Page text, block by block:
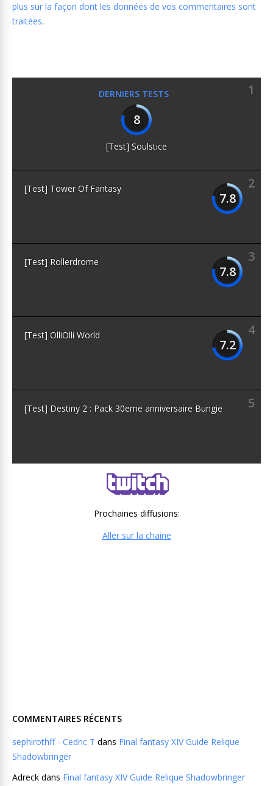
plus sur la façon dont les données de vos commentaires sont
traitées.
DERNIERS TESTS
1
8
[Test] Soulstice
2
7.8
[Test] Tower Of Fantasy
3
7.8
[Test] Rollerdrome
4
7.2
[Test] OlliOlli World
5
[Test] Destiny 2 : Pack 30eme anniversaire Bungie
Prochaines diffusions:
Aller sur la chaine
COMMENTAIRES RÉCENTS
sephirothff - Cedric T dans Final fantasy XIV Guide Relique
Shadowbringer
Adreck dans Final fantasy XIV Guide Relique Shadowbringer